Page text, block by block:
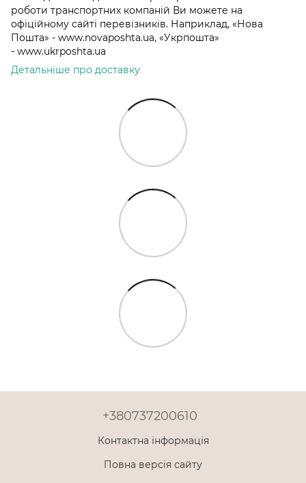
роботи транспортних компаній Ви можете на
офіційному сайті перевізників. Наприклад, «Нова
Пошта» - www.novaposhta.ua, «Укрпошта»
- www.ukrposhta.ua
Детальніше про доставку
+380737200610
Контактна інформація
Повна версія сайту